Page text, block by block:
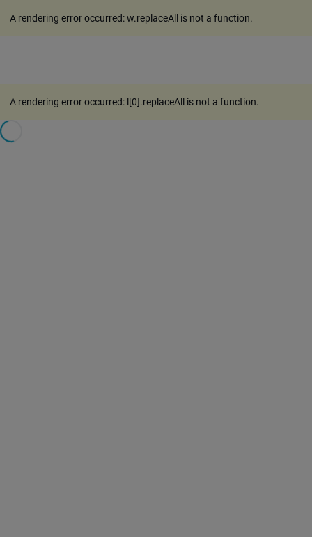
A rendering error occurred:w.replaceAll is not a function.
A rendering error occurred: l[0].replaceAll is not a function.